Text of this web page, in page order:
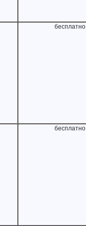
бесплатно
бесплатно